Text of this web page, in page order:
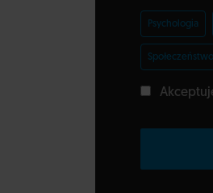
Psychologia
Społeczeństwo